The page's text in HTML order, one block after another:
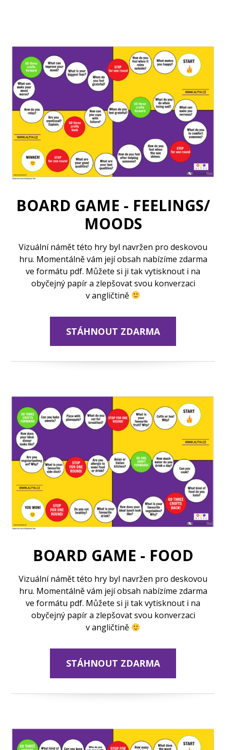
BOARD GAME - FEELINGS/
MOODS
Vizuální námět této hry byl navržen pro deskovou
hru. Momentálně vám její obsah nabízíme zdarma
ve formátu pdf. Můžete si ji tak vytisknout i na
obyčejný papír a zlepšovat svou konverzaci
v angličtině
STÁHNOUT ZDARMA
BOARD GAME - FOOD
Vizuální námět této hry byl navržen pro deskovou
hru. Momentálně vám její obsah nabízíme zdarma
ve formátu pdf. Můžete si ji tak vytisknout i na
obyčejný papír a zlepšovat svou konverzaci
v angličtině
STÁHNOUT ZDARMA